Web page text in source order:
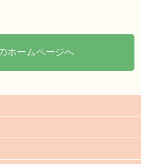
ホームページへ